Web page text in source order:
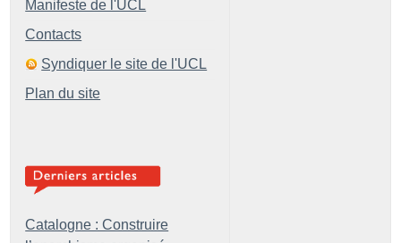
Manifeste de l'UCL
Contacts
Syndiquer le site de l'UCL
Plan du site
Catalogne : Construire